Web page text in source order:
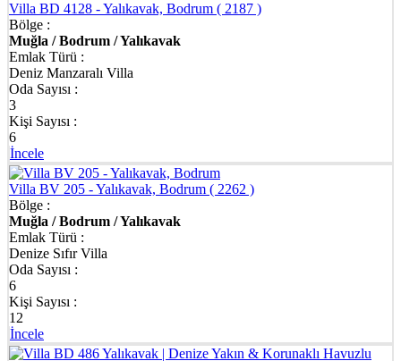
Villa BD 4128 - Yalıkavak, Bodrum ( 2187 )
Bölge :
Muğla / Bodrum / Yalıkavak
Emlak Türü :
Deniz Manzaralı Villa
Oda Sayısı :
3
Kişi Sayısı :
6
İncele
Villa BV 205 - Yalıkavak, Bodrum ( 2262 )
Bölge :
Muğla / Bodrum / Yalıkavak
Emlak Türü :
Denize Sıfır Villa
Oda Sayısı :
6
Kişi Sayısı :
12
İncele